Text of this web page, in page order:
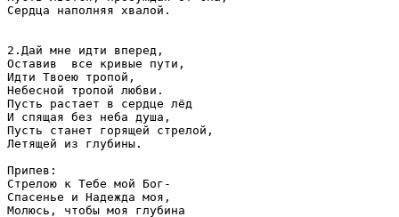
Сердца наполняя хвалой.
2.Дай мне идти вперед,
Оставив  все кривые пути,
Идти Твоею тропой,
Небесной тропой любви.
Пусть растает в сердце лёд
И спящая без неба душа,
Пусть станет горящей стрелой,
Летящей из глубины.
Припев:
Стрелою к Тебе мой Бог-
Спасенье и Надежда моя,
Молюсь, чтобы моя глубина